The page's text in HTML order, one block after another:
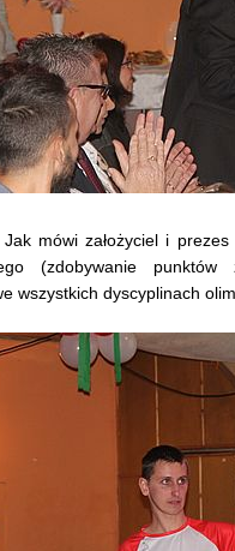
mówi założyciel i
(zdobywanie
wszystkich dyscyplinach